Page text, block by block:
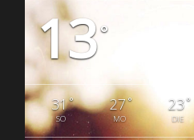
13°
31°
SO
27°
MO
23°
DIE